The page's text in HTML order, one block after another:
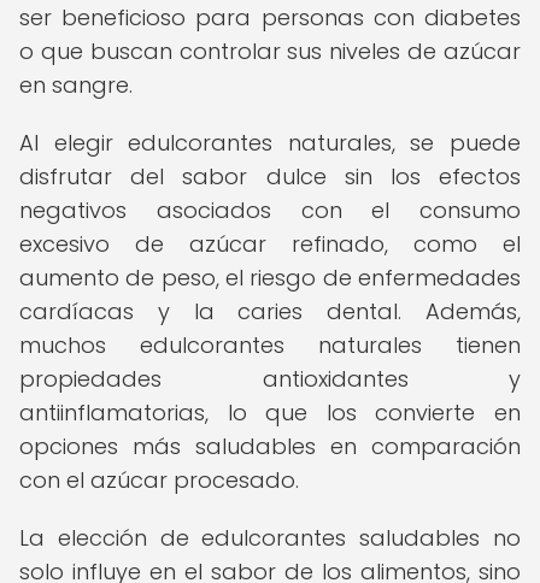
ser beneficioso para personas con diabetes
o que buscan controlar sus niveles de azúcar
en sangre.
Al elegir edulcorantes naturales, se puede
disfrutar del sabor dulce sin los efectos
negativos asociados con el consumo
excesivo de azúcar refinado, como el
aumento de peso, el riesgo de enfermedades
cardíacas y la caries dental. Además,
muchos edulcorantes naturales tienen
propiedades antioxidantes y
antiinflamatorias, lo que los convierte en
opciones más saludables en comparación
con el azúcar procesado.
La elección de edulcorantes saludables no
solo influye en el sabor de los alimentos, sino